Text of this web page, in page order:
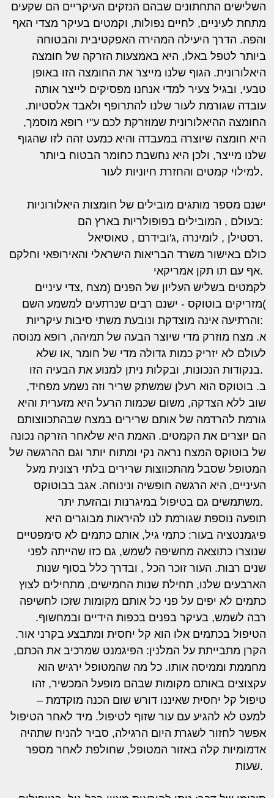
השלישים התחתונים שבהם הנזקים העיקריים הם שקעים
מתחת לעיניים, לחיים נפולות, וקמטים בעיקר מצדי האף
והפה. הדרך היעילה המהירה האפקטיבית והבטוחה
ביותר לטפל באלו, היא באמצעות הזרקה של חומצה
היאלורונית. הגוף שלנו מייצר את החומצה הזו באופן
טבעי, ובגיל צעיר למדי אנחנו מפסיקים לייצר אותה
עובדה שגורמת לעור שלנו להתרופף ולאבד אלסטיות.
החומצה ההיאלורונית שמוזרקת לכם ע"י רופא מוסמך,
היא חומצה שיוצרה במעבדה והיא כמעט זהה לזו שהגוף
שלנו מייצר, ולכן היא נחשבת כחומר הבטוח ביותר
למילוי קמטים והחזרת חיוניות לעור.
ישנם מספר מותגים מובילים של חומצות היאלורוניות
בעולם , המובילים בפופולריות בארץ הם:
רסטילן , לומינרה ,ג'ובידרם , טאוסיאל.
כולם באישור משרד הבריאות הישראלי והאירופאי וחלקם
אף עם תו תקן אמריקאי.
לקמטים בשליש העליון של הפנים (מצח ,צדי עיניים
)מזריקים בוטוקס - ישנם רבים שנרתעים למשמע השם
והרתיעה אינה מוצדקת ונובעת משתי סיבות עיקריות:
א. מצח מוזרק מדי שיוצר הבעה של תמיהה, רופא מנוסה
לעולם לא יזריק כמות גדולה מדי של חומר ,או שלא
בנקודות הנכונות, ובקלות ניתן למנוע את הבעיה הזו.
ב. בוטוקס הוא רעלן שמשתק שריר וזה נשמע מפחיד,
שוב ללא הצדקה, משום שכמות הרעל היא מזערית והיא
גורמת להרדמה של אותם שרירים במצח שבהתכווצותם
הם יוצרים את הקמטים. האמת היא שלאחר הזרקה נכונה
של בוטוקס המצח נראה נקי ומתוח יותר וגם ההרגשה של
המטופל שסבל מהתכווצות שרירים בלתי רצונית מעל
העיניים, היא הרגשה חופשיה ונינוחה. אגב בבוטוקס
משתמשים גם בטיפול במיגרנות ובהזעת יתר.
תופעה נוספת שגורמת לנו להיראות מבוגרים היא
פיגמנטציה בעור: כתמי גיל, אותם כתמים לא סימפטיים
שנוצרו כתוצאה מחשיפה לשמש, גם כזו שהייתה לפני
שנים רבות. העור זוכר הכל , ובדרך כלל בסוף שנות
הארבעים שלנו, תחילת שנות החמישים, מתחילים לצוץ
כתמים לא יפים על פני כל אותם מקומות שזכו לחשיפה
רבה לשמש, בעיקר בפנים בכפות הידיים ובמחשוף.
הטיפול בכתמים אלו הוא קל יחסית ומתבצע בקרני אור.
הקרן מתבייתת על המלנין: הפיגמנט שמרכיב את הכתם,
מחממת וממיסה אותו. כל מה שהמטופל ירגיש הוא
עקצוצים באותם מקומות שבהם מופעל המכשיר, זהו
טיפול קל יחסית שאיננו דורש שום הכנה מוקדמת –
למעט לא להגיע עם עור שזוף לטיפול. מיד לאחר הטיפול
אפשר לחזור לשגרת היום הרגילה, סביר להניח שתהיה
אדמומיות קלה באזור המטופל, שחולפת לאחר מספר
שעות.